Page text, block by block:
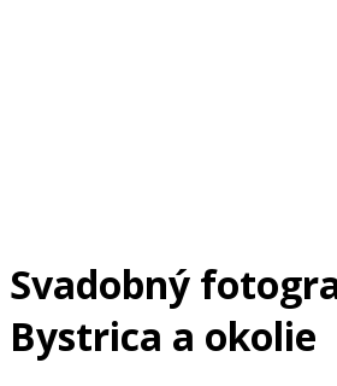
Svadobný
Bystrica a okolie